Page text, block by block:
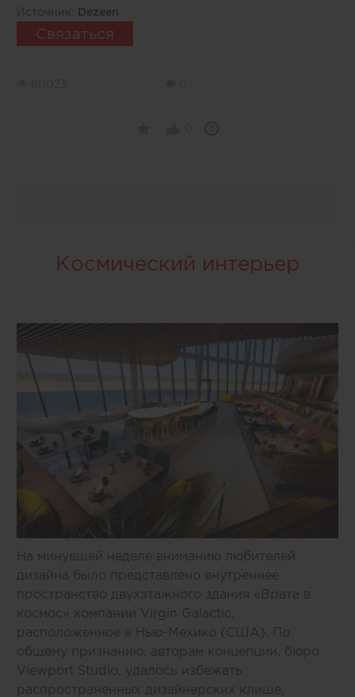
Источник:
Dezeen
Связаться
Космический интерьер
На минувшей неделе вниманию любителей
дизайна было представлено внутреннее
пространство двухэтажного здания «Врата в
космос» компании Virgin Galactic,
расположенное в Нью-Мехико (США). По
общему признанию, авторам концепции, бюро
Viewport Studio, удалось избежать
распространенных дизайнерских клише,